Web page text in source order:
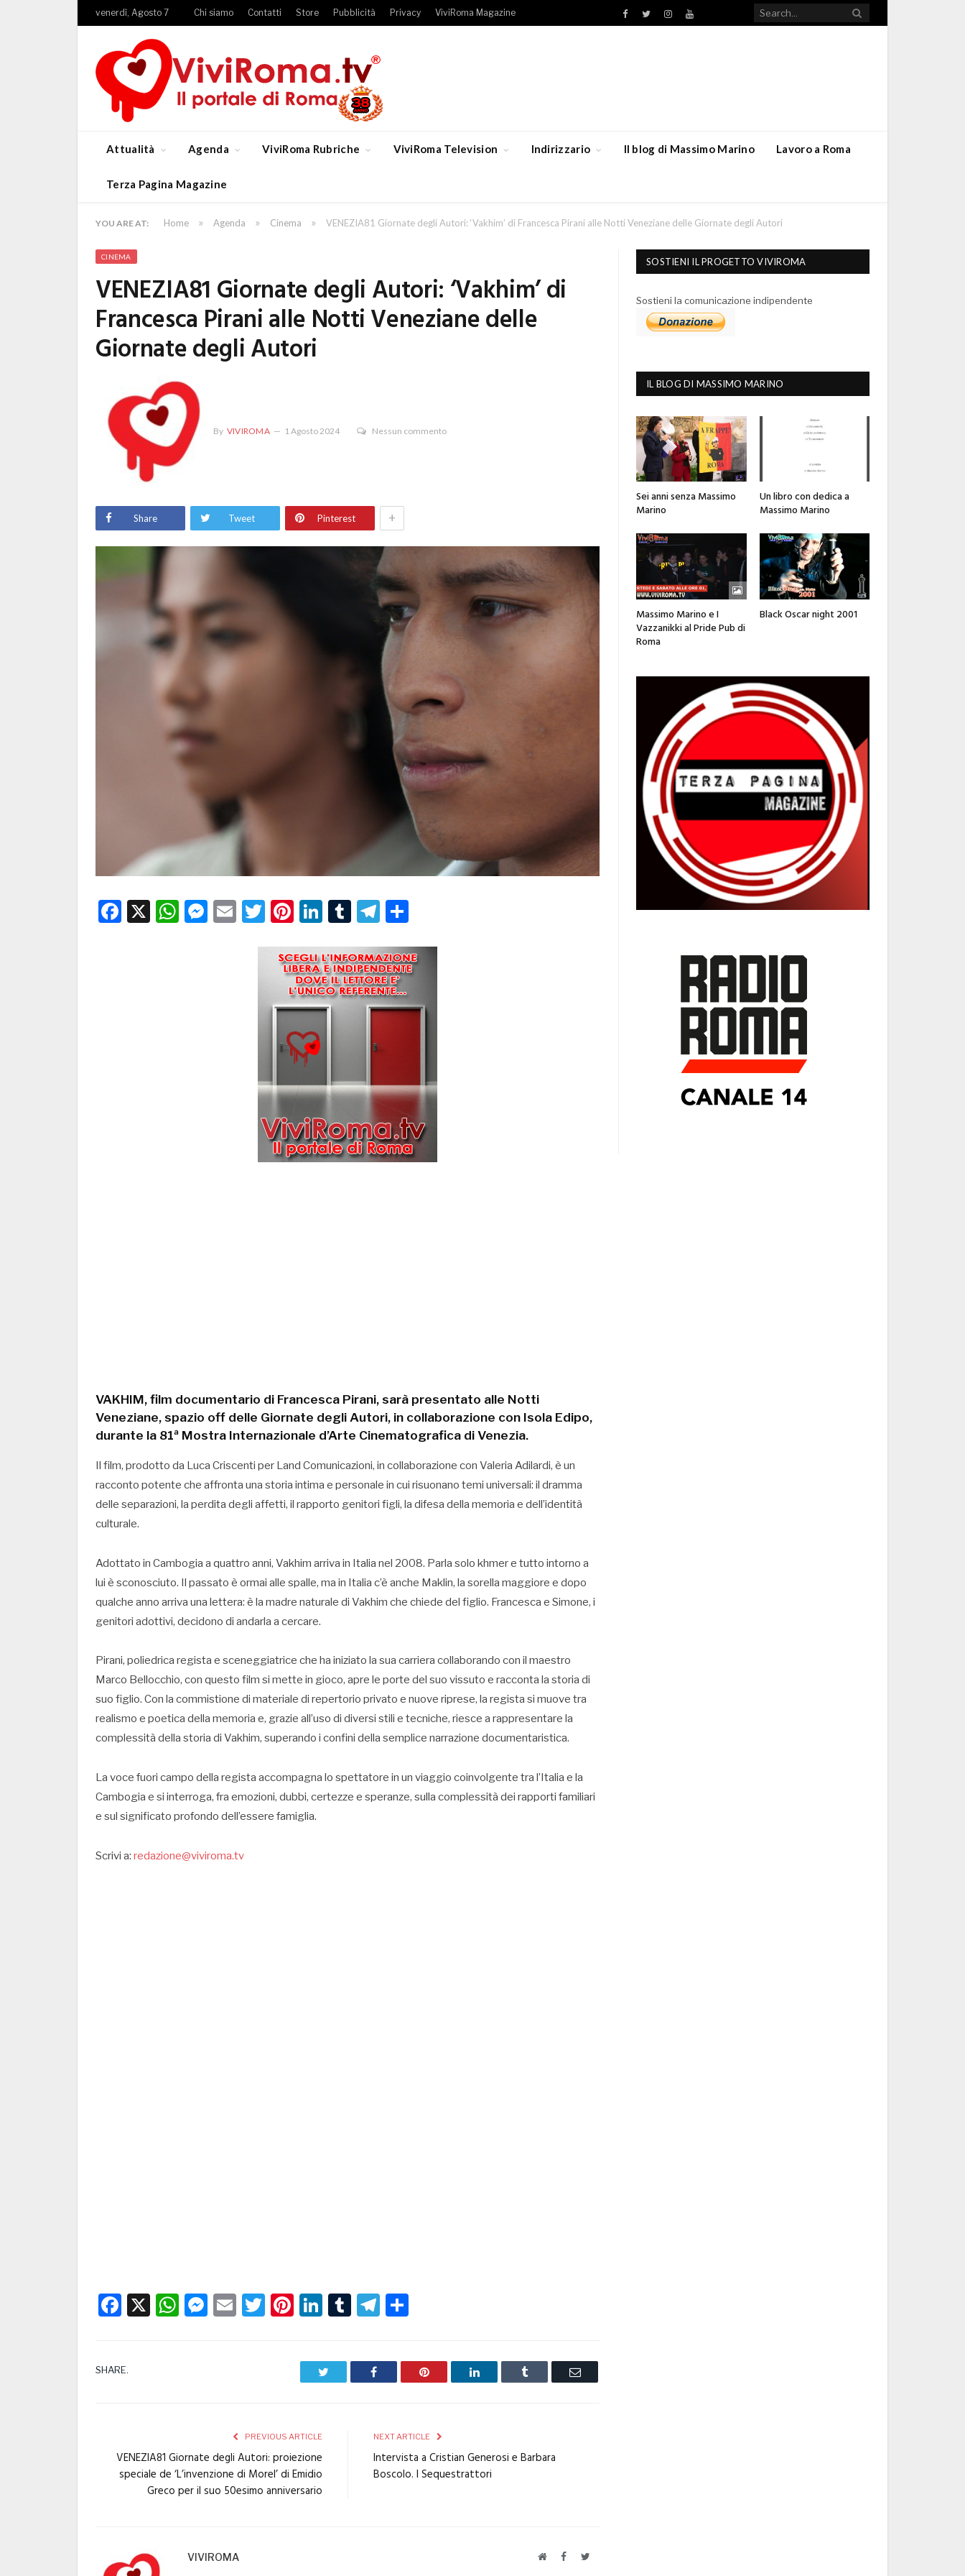
venerdì, Agosto 7 Chi siamo Contatti Store Pubblicità Privacy ViviRoma Magazine Facebook
TwitterInstagramYouTube
Attualità Agenda ViviRoma Rubriche ViviRoma Television Indirizzario Il blog di Massimo Marino Lavoro a Roma
Terza Pagina Magazine
YOU ARE AT: Home » Agenda » Cinema » VENEZIA81 Giornate degli Autori: ‘Vakhim’ di Francesca Pirani alle Notti Veneziane delle Giornate degli Autori
CINEMA
VENEZIA81 Giornate degli Autori: ‘Vakhim’ di
Francesca Pirani alle Notti Veneziane delle
Giornate degli Autori
By VIVIROMA 1 Agosto 2024 Nessun commento
Share Tweet Pinterest +
Facebook
X WhatsApp
Messenger
EmailTwitter
Pinterest
LinkedIn
TumblrTelegram
VAKHIM, film documentario di Francesca Pirani, sarà presentato alle Notti
Veneziane, spazio off delle Giornate degli Autori, in collaborazione con Isola Edipo,
durante la 81ª Mostra Internazionale d’Arte Cinematografica di Venezia.
Il film, prodotto da Luca Criscenti per Land Comunicazioni, in collaborazione con Valeria Adilardi, è un
racconto potente che affronta una storia intima e personale in cui risuonano temi universali: il dramma
delle separazioni, la perdita degli affetti, il rapporto genitori figli, la difesa della memoria e dell’identità
culturale.
Adottato in Cambogia a quattro anni, Vakhim arriva in Italia nel 2008. Parla solo khmer e tutto intorno a
lui è sconosciuto. Il passato è ormai alle spalle, ma in Italia c’è anche Maklin, la sorella maggiore e dopo
qualche anno arriva una lettera: è la madre naturale di Vakhim che chiede del figlio. Francesca e Simone, i
genitori adottivi, decidono di andarla a cercare.
Pirani, poliedrica regista e sceneggiatrice che ha iniziato la sua carriera collaborando con il maestro
Marco Bellocchio, con questo film si mette in gioco, apre le porte del suo vissuto e racconta la storia di
suo figlio. Con la commistione di materiale di repertorio privato e nuove riprese, la regista si muove tra
realismo e poetica della memoria e, grazie all’uso di diversi stili e tecniche, riesce a rappresentare la
complessità della storia di Vakhim, superando i confini della semplice narrazione documentaristica.
La voce fuori campo della regista accompagna lo spettatore in un viaggio coinvolgente tra l’Italia e la
Cambogia e si interroga, fra emozioni, dubbi, certezze e speranze, sulla complessità dei rapporti familiari
e sul significato profondo dell’essere famiglia.
Scrivi a: redazione@viviroma.tv
Facebook
X WhatsApp
Messenger
EmailTwitter
Pinterest
LinkedIn
TumblrTelegram
SHARE. Facebook Pinterest LinkedIn Tumblr Email
PREVIOUS ARTICLE
VENEZIA81 Giornate degli Autori: proiezione
speciale de ‘L’invenzione di Morel’ di Emidio
Greco per il suo 50esimo anniversario
NEXT ARTICLE
Intervista a Cristian Generosi e Barbara
Boscolo. I Sequestrattori
VIVIROMA WebsiteFacebookTwitter
SOSTIENI IL PROGETTO VIVIROMA
Sostieni la comunicazione indipendente
IL BLOG DI MASSIMO MARINO
Sei anni senza Massimo
Marino
Un libro con dedica a
Massimo Marino
Massimo Marino e I
Vazzanikki al Pride Pub di
Roma
Black Oscar night 2001